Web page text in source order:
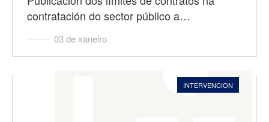
contratación do sector público a…
03 de xaneiro
INTERVENCION